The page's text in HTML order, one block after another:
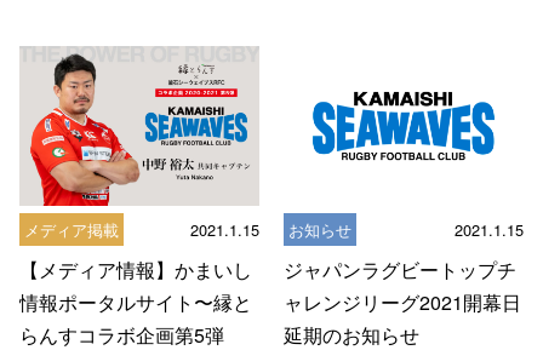
メディア掲載 2021.1.15
【メディア情報】かまいし
情報ポータルサイト〜縁と
らんすコラボ企画第5弾
お知らせ 2021.1.15
ジャパンラグビートップチ
ャレンジリーグ2021開幕日
延期のお知らせ